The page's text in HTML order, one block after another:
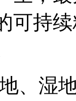
可持
、湿